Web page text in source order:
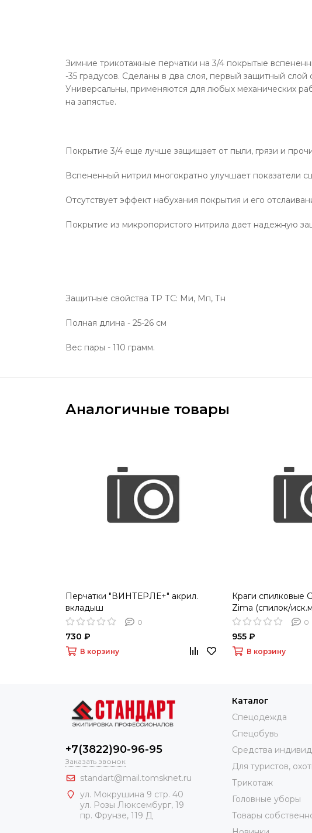
Зимние трикотажные перчатки на 3/4 покрытые
-35 градусов. Сделаны в два слоя, первый защитный слой
Универсальны, применяются для любых механических
на запястье.
Покрытие 3/4 еще лучше защищает от пыли, грязи и
Вспененный нитрил многократно улучшает показатели
Отсутствует эффект набухания покрытия и его
Покрытие из микропористого нитрила дает надежную
Защитные свойства ТР ТС: Ми, Мп, Тн
Полная длина - 25-26 см
Вес пары - 110 грамм.
Аналогичные товары
Перчатки "ВИНТЕРЛЕ+" акрил.
вкладыш
0
730 ₽
В корзину
Краги спилковые
Zima (спилок/
0
955 ₽
В корзину
+7(3822)90-96-95
Заказать звонок
standart@mail.tomsknet.ru
ул. Мокрушина 9 стр. 40
ул. Розы Люксембург, 19
пр. Фрунзе, 119 Д
Каталог
Спецодежда
Спецобувь
Средства
Для туристов,
Трикотаж
Головные уборы
Товары